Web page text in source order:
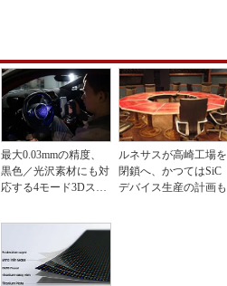
最大0.03mmの精度、
黒色／光沢素材にも対
応する4モード3Dスキ
ルネサスが高崎工場を
閉鎖へ、かつてはSiC
デバイス生産の計画も